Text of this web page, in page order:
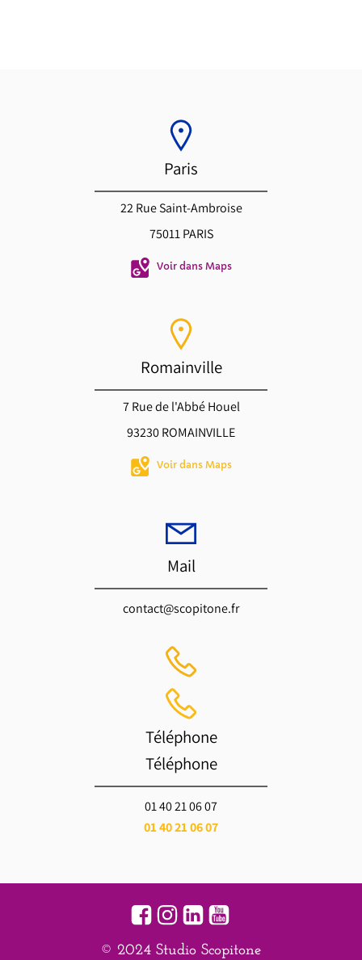
Paris
22 Rue Saint-Ambroise
75011 PARIS
Voir dans Maps
Romainville
7 Rue de l'Abbé Houel
93230 ROMAINVILLE
Voir dans Maps
Mail
contact@scopitone.fr
Téléphone
Téléphone
01 40 21 06 07
01 40 21 06 07
© 2024 Studio Scopitone